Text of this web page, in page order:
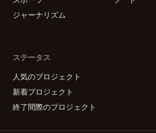
ジャーナリズム
ステータス
人気のプロジェクト
新着プロジェクト
終了間際のプロジェクト